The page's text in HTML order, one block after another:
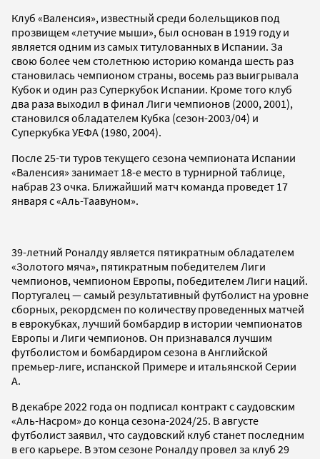
Клуб «Валенсия», известный среди болельщиков под
прозвищем «летучие мыши», был основан в 1919 году и
является одним из самых титулованных в Испании. За
свою более чем столетнюю историю команда шесть раз
становилась чемпионом страны, восемь раз выигрывала
Кубок и один раз Суперкубок Испании. Кроме того клуб
два раза выходил в финал Лиги чемпионов (2000, 2001),
становился обладателем Кубка (сезон-2003/04) и
Суперкубка УЕФА (1980, 2004).
После 25-ти туров текущего сезона чемпионата Испании
«Валенсия» занимает 18-е место в турнирной таблице,
набрав 23 очка. Ближайший матч команда проведет 17
января с «Аль-Таавуном».
39-летний Роналду является пятикратным обладателем
«Золотого мяча», пятикратным победителем Лиги
чемпионов, чемпионом Европы, победителем Лиги наций.
Португалец — самый результативный футболист на уровне
сборных, рекордсмен по количеству проведенных матчей
в еврокубках, лучший бомбардир в истории чемпионатов
Европы и Лиги чемпионов. Он признавался лучшим
футболистом и бомбардиром сезона в Английской
премьер-лиге, испанской Примере и итальянской Серии
А.
В декабре 2022 года он подписал контракт с саудовским
«Аль-Насром» до конца сезона-2024/25. В августе
футболист заявил, что саудовский клуб станет последним
в его карьере. В этом сезоне Роналду провел за клуб 29